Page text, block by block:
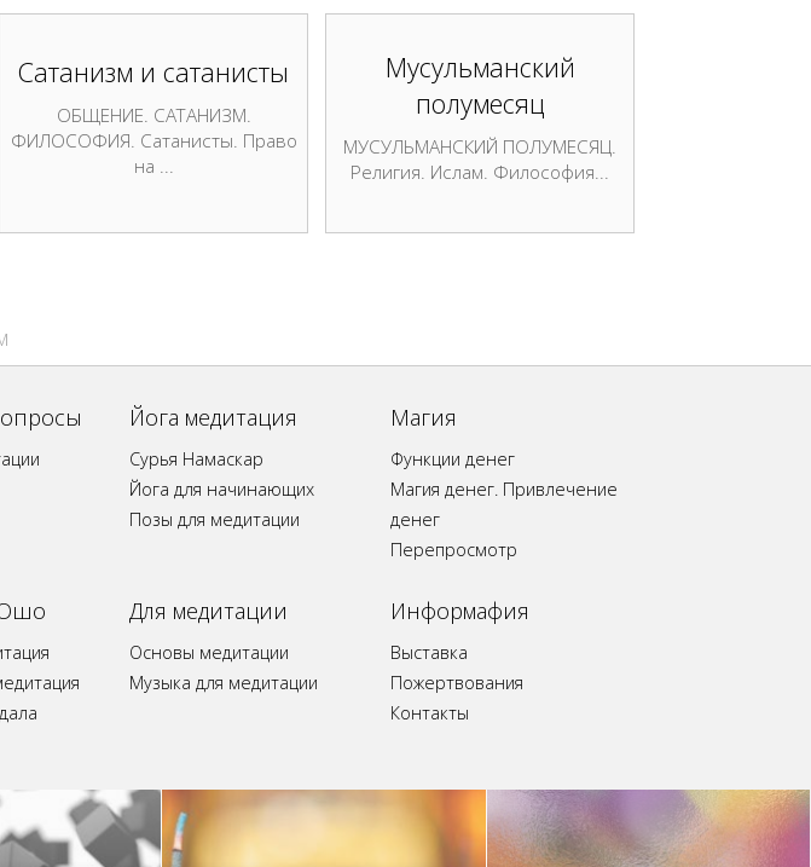
Сатанизм и сатанисты
ОБЩЕНИЕ. САТАНИЗМ.
ФИЛОСОФИЯ. Сатанисты. Право
на ...
Мусульманский
полумесяц
МУСУЛЬМАНСКИЙ ПОЛУМЕСЯЦ.
Религия. Ислам. Философия...
Йога медитация
Сурья Намаскар
Йога для начинающих
Позы для медитации
Магия
Функции денег
Магия денег. Привлечение
денег
Перепросмотр
Для медитации
Основы медитации
Музыка для медитации
Информафия
Выставка
Пожертвования
Контакты